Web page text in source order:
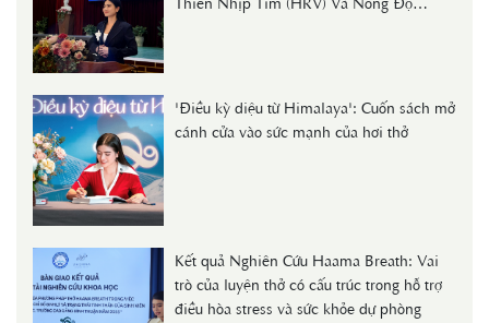
'Điều kỳ diệu từ Himalaya': Cuốn sách mở
cánh cửa vào sức mạnh của hơi thở
Kết quả Nghiên Cứu Haama Breath: Vai
trò của luyện thở có cấu trúc trong hỗ trợ
điều hòa stress và sức khỏe dự phòng